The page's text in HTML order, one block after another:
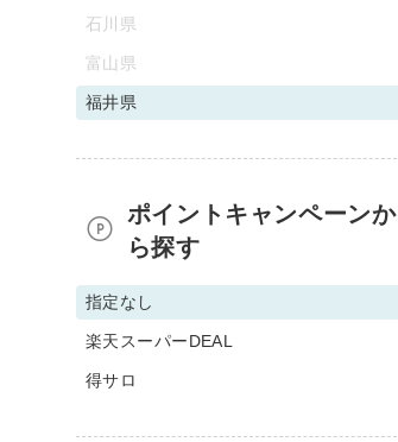
石川県
富山県
福井県
ポイントキャンペーンか
ら探す
指定なし
楽天スーパーDEAL
得サロ